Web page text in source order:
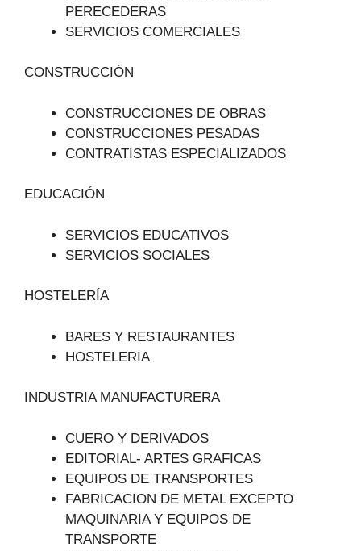
PERECEDERAS
SERVICIOS COMERCIALES
CONSTRUCCIÓN
CONSTRUCCIONES DE OBRAS
CONSTRUCCIONES PESADAS
CONTRATISTAS ESPECIALIZADOS
EDUCACIÓN
SERVICIOS EDUCATIVOS
SERVICIOS SOCIALES
HOSTELERÍA
BARES Y RESTAURANTES
HOSTELERIA
INDUSTRIA MANUFACTURERA
CUERO Y DERIVADOS
EDITORIAL- ARTES GRAFICAS
EQUIPOS DE TRANSPORTES
FABRICACION DE METAL EXCEPTO
MAQUINARIA Y EQUIPOS DE
TRANSPORTE